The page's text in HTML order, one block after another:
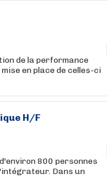
de la performance
en place de celles-ci
H/F
800 personnes
Dans un